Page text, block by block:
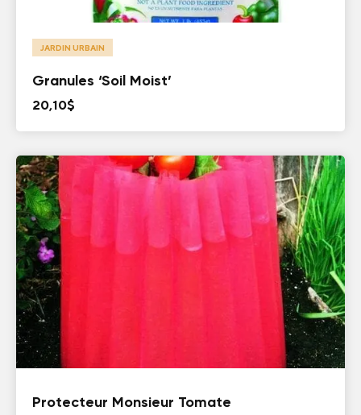
JARDIN URBAIN
Granules ‘Soil Moist’
20,10$
Protecteur Monsieur Tomate